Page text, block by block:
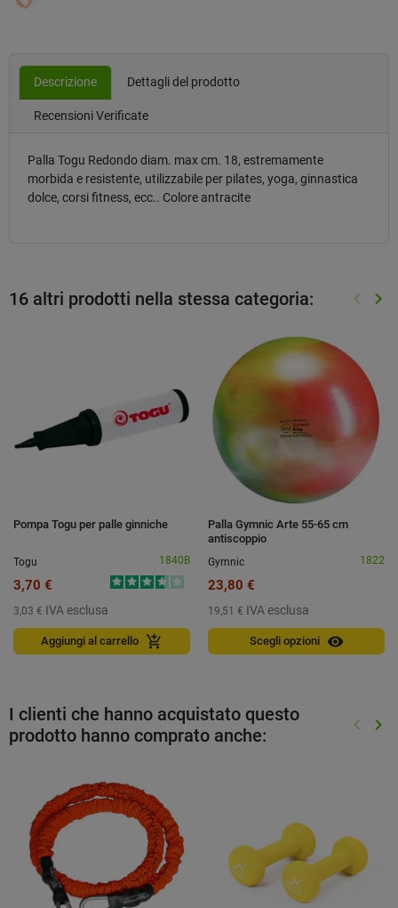
Descrizione Dettagli del prodotto
Recensioni Verificate
Palla Togu Redondo diam. max cm. 18, estremamente
morbida e resistente, utilizzabile per pilates, yoga, ginnastica
dolce, corsi fitness, ecc.. Colore antracite
16 altri prodotti nella stessa categoria: keyboard_arrow_left keyboard_arrow_right
Pompa Togu per palle ginniche
Togu 1840B
3,70 €
3,03 € IVA esclusa
Aggiungi al carrello add_shopping_cart
Palla Gymnic Arte 55-65 cm
antiscoppio
Gymnic
1822
23,80 €
19,51 € IVA esclusa
Scegli opzioni visibility
I clienti che hanno acquistato questo
prodotto hanno comprato anche:
keyboard_arrow_left keyboard_arrow_right